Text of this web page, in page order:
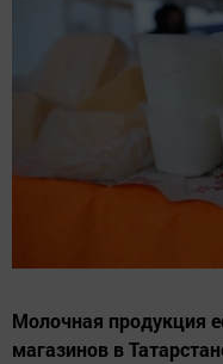
Молочная продукция
магазинов в